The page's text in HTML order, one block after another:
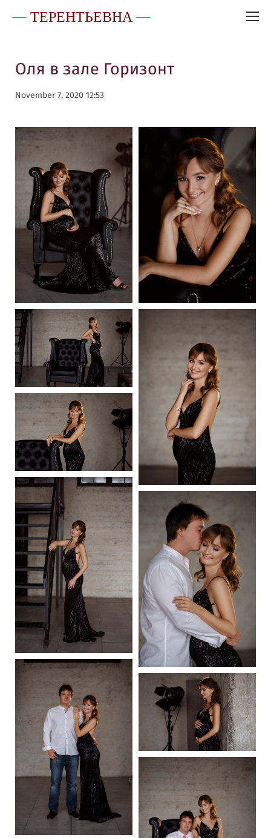
— ТЕРЕНТЬЕВНА —
November 7, 2020 12:53
Оля в зале Горизонт